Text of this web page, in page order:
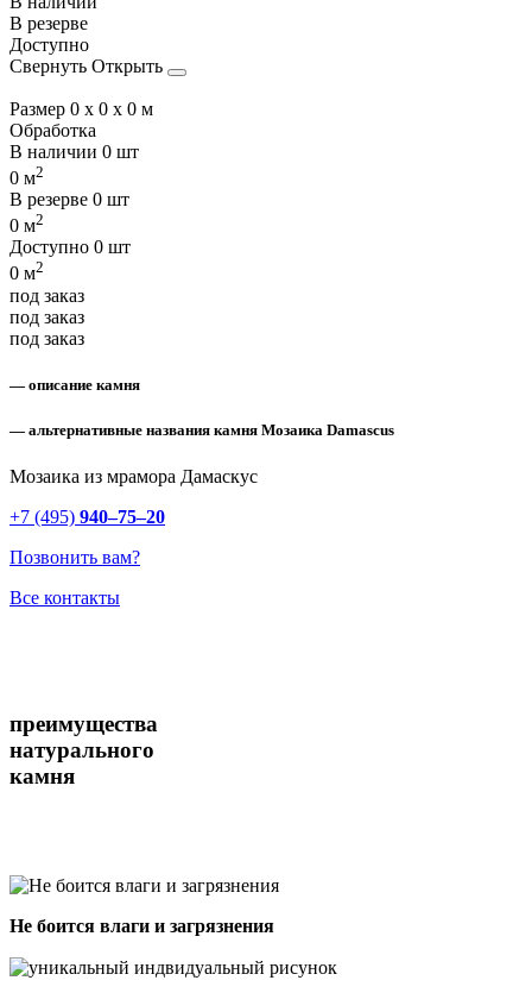
В резерве
Доступно
Свернуть Открыть
Размер 0 x 0 x 0 м
Обработка
В наличии 0 шт
0 м2
В резерве 0 шт
0 м2
Доступно 0 шт
0 м2
под заказ
под заказ
под заказ
— описание камня
— альтернативные названия камня Мозаика Damascus
Мозаика из мрамора Дамаскус
+7 (495) 940–75–20
Позвонить вам?
Все контакты
преимущества
натурального
камня
Не боится влаги и загрязнения